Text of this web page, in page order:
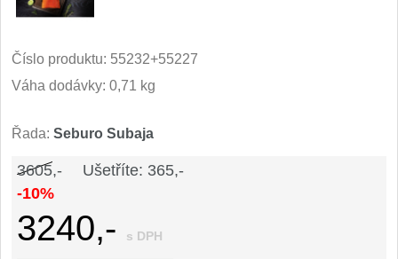
Záchranářské 4
Ostřiče nožů
Číslo produktu: 55232+55227
Váha dodávky: 0,71 kg
Řada: Seburo Subaja
3605,- Ušetříte: 365,-
-10%
3240,- s DPH